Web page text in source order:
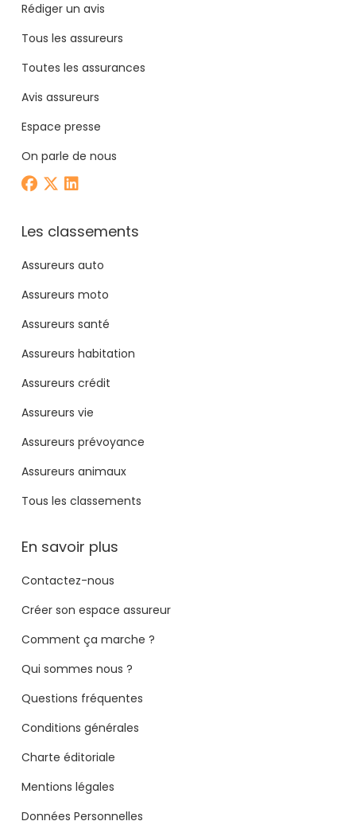
Rédiger un avis
Tous les assureurs
Toutes les assurances
Avis assureurs
Espace presse
On parle de nous
Les classements
Assureurs auto
Assureurs moto
Assureurs santé
Assureurs habitation
Assureurs crédit
Assureurs vie
Assureurs prévoyance
Assureurs animaux
Tous les classements
En savoir plus
Contactez-nous
Créer son espace assureur
Comment ça marche ?
Qui sommes nous ?
Questions fréquentes
Conditions générales
Charte éditoriale
Mentions légales
Données Personnelles